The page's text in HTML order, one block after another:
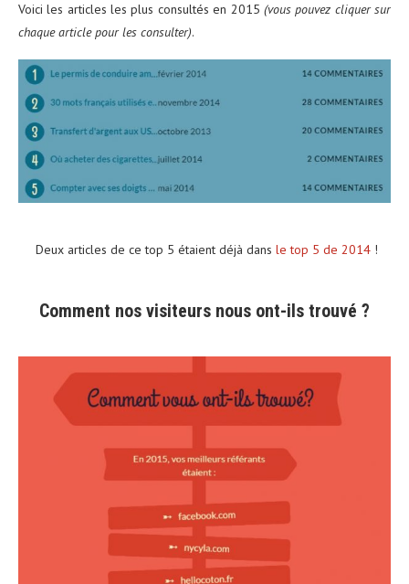
Voici les articles les plus consultés en 2015 (vous pouvez cliquer sur
chaque article pour les consulter).
Deux articles de ce top 5 étaient déjà dans le top 5 de 2014!
Comment nos visiteurs nous ont-ils trouvé ?